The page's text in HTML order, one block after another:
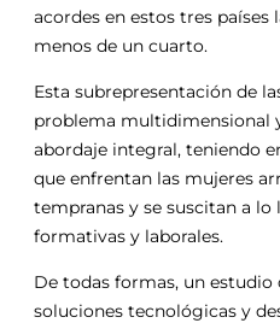
acordes en estos tres países
menos de un cuarto.
Esta subrepresentación de
problema multidimensional
abordaje integral, teniendo
que enfrentan las mujeres
tempranas y se suscitan a
formativas y laborales.
De todas formas, un estudio
soluciones tecnológicas y